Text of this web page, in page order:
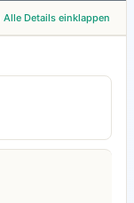
Alle Details einklappen